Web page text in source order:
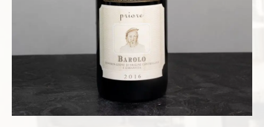
Французские вина
Испанские вина
Пиво